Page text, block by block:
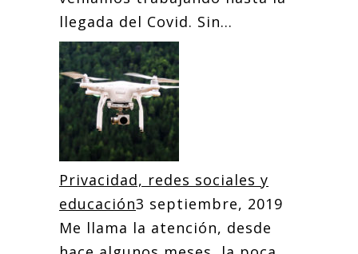
llegada del Covid. Sin...
Privacidad, redes sociales y
educación3 septiembre, 2019
Me llama la atención, desde